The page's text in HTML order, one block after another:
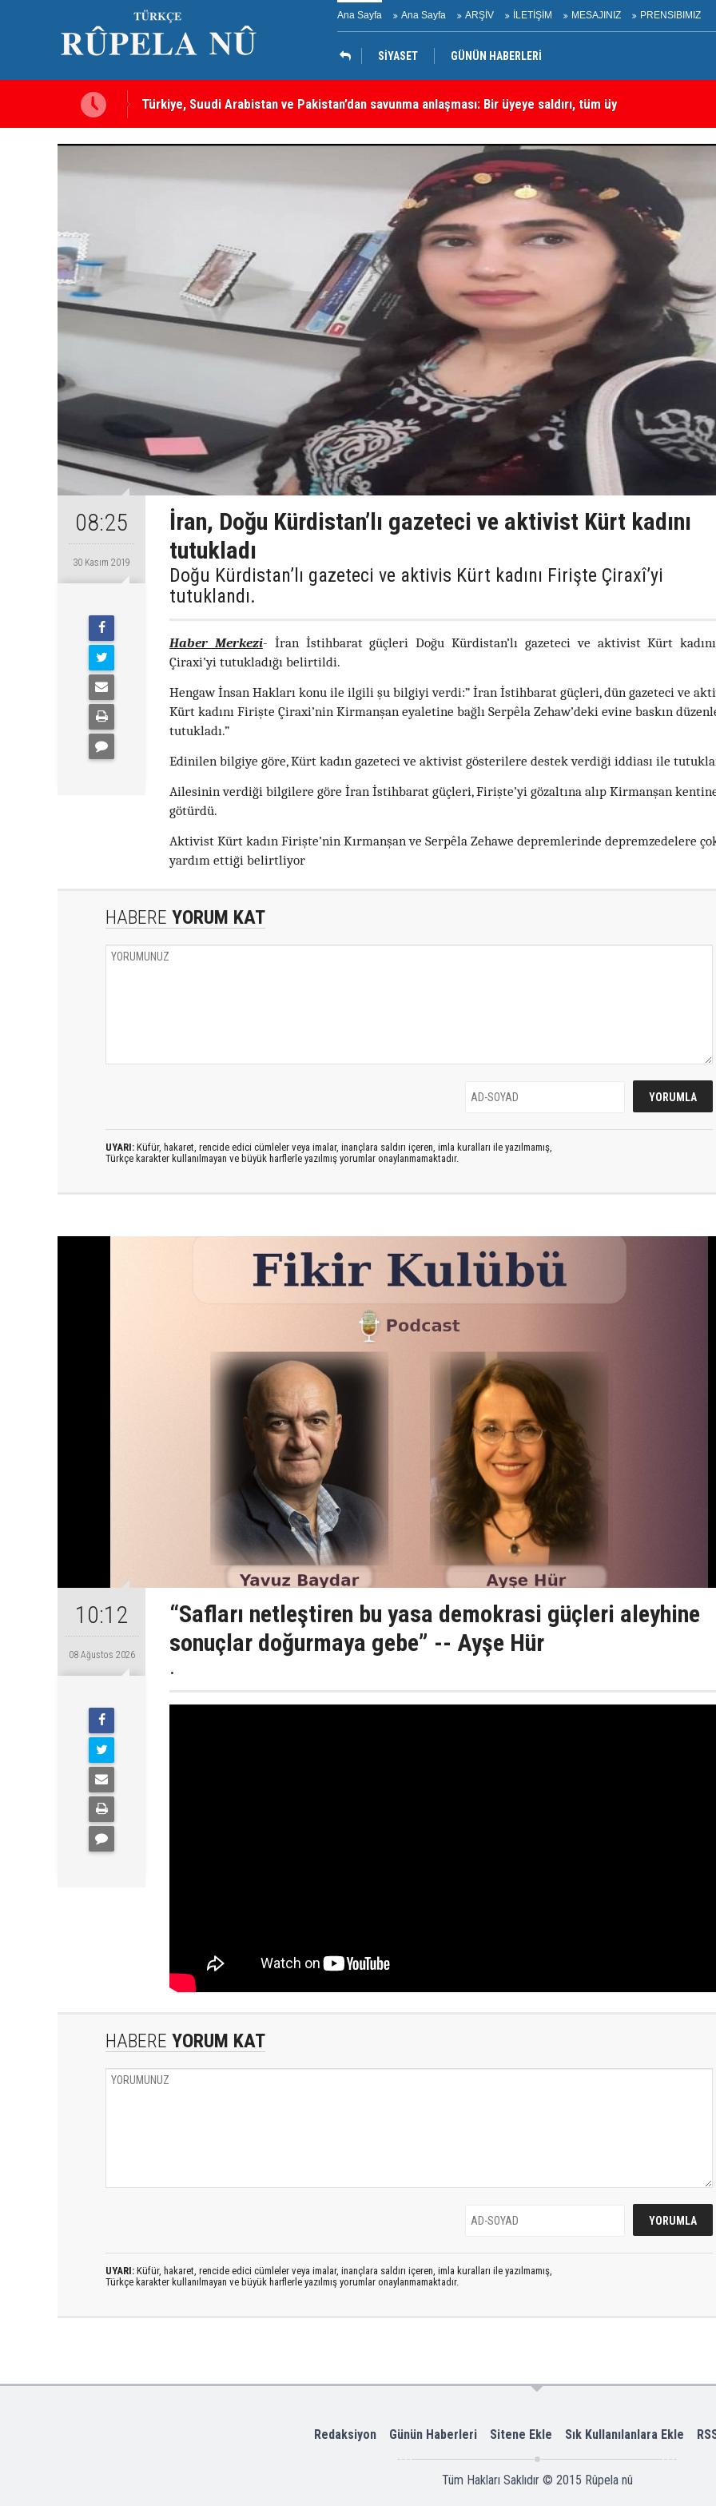
Ana Sayfa Ana Sayfa ARŞİV İLETİŞİM MESAJINIZ PRENSIBIMIZ
SİYASET GÜNÜN HABERLERİ
gebe” -- Ayşe Hür
Türkiye, Suudi Arabistan ve Pakistan’dan savunma anlaşması: Bir üyeye saldırı, tüm üyelere yapılmış
sayılacak
08:25
30 Kasım 2019
İran, Doğu Kürdistan’lı gazeteci ve aktivist Kürt kadını
tutukladı
Doğu Kürdistan’lı gazeteci ve aktivis Kürt kadını Firişte Çiraxî’yi
tutuklandı.
Haber Merkezi- İran İstihbarat güçleri Doğu Kürdistan’lı gazeteci ve aktivist Kürt
Çiraxi’yi tutukladığı belirtildi.
Hengaw İnsan Hakları konu ile ilgili şu bilgiyi verdi:” İran İstihbarat güçleri, dün gazeteci ve
Kürt kadını Firişte Çiraxi’nin Kirmanşan eyaletine bağlı Serpêla Zehaw’deki evine baskın
tutukladı.”
Edinilen bilgiye göre, Kürt kadın gazeteci ve aktivist gösterilere destek verdiği iddiası ile
Ailesinin verdiği bilgilere göre İran İstihbarat güçleri, Firişte’yi gözaltına alıp Kirmanşan
götürdü.
Aktivist Kürt kadın Firişte’nin Kırmanşan ve Serpêla Zehawe depremlerinde depremzedelere
yardım ettiği belirtliyor
HABERE YORUM KAT
UYARI: Küfür, hakaret, rencide edici cümleler veya imalar, inançlara saldırı içeren, imla kuralları ile yazılmamış,
Türkçe karakter kullanılmayan ve büyük harflerle yazılmış yorumlar onaylanmamaktadır.
10:12
08 Ağustos 2026
“Safları netleştiren bu yasa demokrasi güçleri aleyhine
sonuçlar doğurmaya gebe” -- Ayşe Hür
.
HABERE YORUM KAT
UYARI: Küfür, hakaret, rencide edici cümleler veya imalar, inançlara saldırı içeren, imla kuralları ile yazılmamış,
Türkçe karakter kullanılmayan ve büyük harflerle yazılmış yorumlar onaylanmamaktadır.
Redaksiyon Günün Haberleri Sitene Ekle Sık Kullanılanlara Ekle
Tüm Hakları Saklıdır © 2015 Rûpela nû